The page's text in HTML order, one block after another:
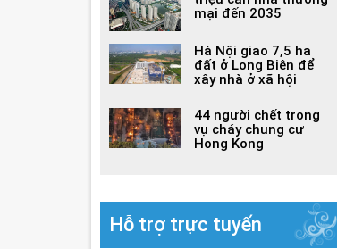
mại đến 2035
Hà Nội giao 7,5 ha
đất ở Long Biên để
xây nhà ở xã hội
44 người chết trong
vụ cháy chung cư
Hong Kong
Hỗ trợ trực tuyến